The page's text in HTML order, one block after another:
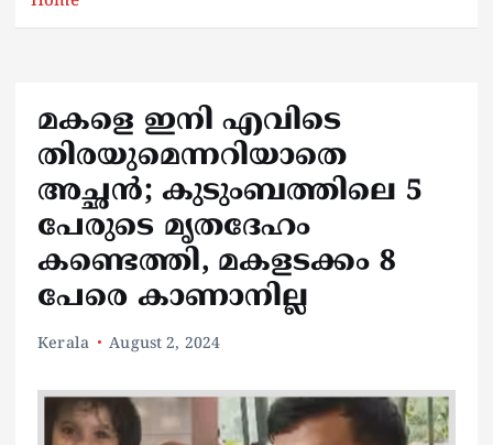
മകളെ ഇനി എവിടെ
തിരയുമെന്നറിയാതെ
അച്ഛൻ; കുടുംബത്തിലെ 5
പേരുടെ മൃതദേഹം
കണ്ടെത്തി, മകളടക്കം 8
പേരെ കാണാനില്ല
Kerala August 2, 2024